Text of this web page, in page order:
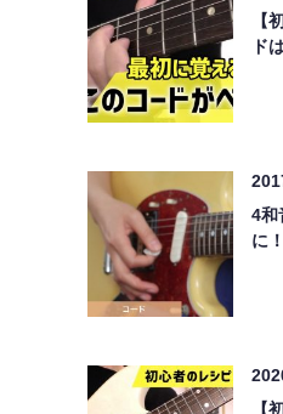
【
ド
4和
に！
【